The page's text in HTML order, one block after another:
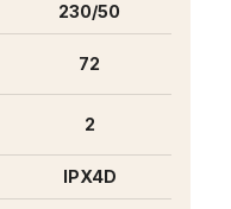
230/50
72
2
IPX4D